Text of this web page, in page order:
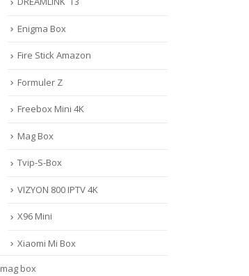
Enigma Box
Fire Stick Amazon
Formuler Z
Freebox Mini 4K
Mag Box
Tvip-S-Box
VIZYON 800 IPTV 4K
X96 Mini
Xiaomi Mi Box
mag box